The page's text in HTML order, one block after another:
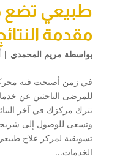
طبيعي تضع
مقدمة
بواسطة مريم المحمدي |
في زمن أصبحت فيه
للمرضى الباحثين عن
تترك مركزك في آخر
وتسعى للوصول إلى
تسويقية لمركز علاج
الخدمات...